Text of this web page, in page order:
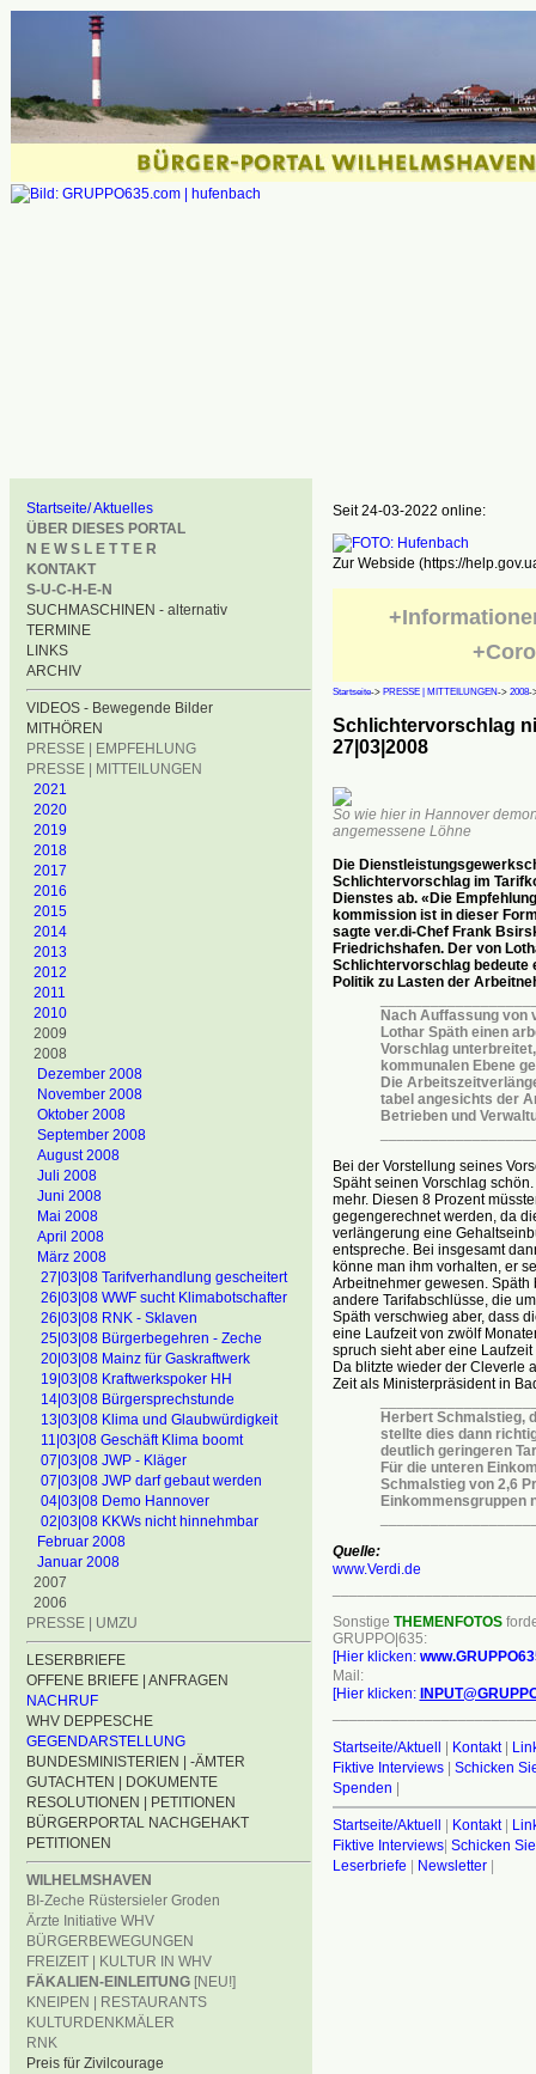
Startseite/ Aktuelles
ÜBER DIESES PORTAL
N E W S L E T T E R
KONTAKT
S-U-C-H-E-N
SUCHMASCHINEN - alternativ
TERMINE
LINKS
ARCHIV
VIDEOS - Bewegende Bilder
MITHÖREN
PRESSE | EMPFEHLUNG
PRESSE | MITTEILUNGEN
2021
2020
2019
2018
2017
2016
2015
2014
2013
2012
2011
2010
2009
2008
Dezember 2008
November 2008
Oktober 2008
September 2008
August 2008
Juli 2008
Juni 2008
Mai 2008
April 2008
März 2008
27|03|08 Tarifverhandlung gescheitert
26|03|08 WWF sucht Klimabotschafter
26|03|08 RNK - Sklaven
25|03|08 Bürgerbegehren - Zeche
20|03|08 Mainz für Gaskraftwerk
19|03|08 Kraftwerkspoker HH
14|03|08 Bürgersprechstunde
13|03|08 Klima und Glaubwürdigkeit
11|03|08 Geschäft Klima boomt
07|03|08 JWP - Kläger
07|03|08 JWP darf gebaut werden
04|03|08 Demo Hannover
02|03|08 KKWs nicht hinnehmbar
Februar 2008
Januar 2008
2007
2006
PRESSE | UMZU
LESERBRIEFE
OFFENE BRIEFE | ANFRAGEN
NACHRUF
WHV DEPPESCHE
GEGENDARSTELLUNG
BUNDESMINISTERIEN | -ÄMTER
GUTACHTEN | DOKUMENTE
RESOLUTIONEN | PETITIONEN
BÜRGERPORTAL NACHGEHAKT
PETITIONEN
WILHELMSHAVEN
BI-Zeche Rüstersieler Groden
Ärzte Initiative WHV
BÜRGERBEWEGUNGEN
FREIZEIT | KULTUR IN WHV
FÄKALIEN-EINLEITUNG [NEU!]
KNEIPEN | RESTAURANTS
KULTURDENKMÄLER
RNK
Preis für Zivilcourage
Seit 24-03-2022 online:
Zur Webside (https://
Startseite-> PRESSE | MITTEILUNGEN-> 2008-
Schlichtervorschlag
27|03|2008
So wie hier in Hannover
angemessene Löhne
Die
Schlichtervorschlag im
Dienstes ab. «Die
kommission ist in dieser
sagte ver.di-Chef Frank
Friedrichshafen. Der von
Schlichtervorschlag bedeute
Politik zu Lasten der
Nach Auffassung von
Lothar Späth einen
Vorschlag
kommunalen Ebene
Die
tabel angesichts der
Betrieben und
Bei der Vorstellung seines
Späht seinen Vorschlag
mehr. Diesen 8 Prozent
gegengerechnet werden, da
verlängerung eine
entspreche. Bei insgesamt
könne man ihm vorhalten, er
Arbeitnehmer gewesen. Späth
andere Tarifabschlüsse, die
Späth verschwieg aber, dass
eine Laufzeit von zwölf
spruch sieht aber eine
Da blitzte wieder der Cleverle
Zeit als Ministerpräsident in
Herbert Schmalstieg,
stellte dies dann
deutlich geringeren
Für die unteren
Schmalstieg von 2,6
Einkommensgruppen
Quelle:
www.Verdi.de
Sonstige THEMENFOTOS
GRUPPO|635:
[Hier klicken:
Mail:
[Hier klicken:
Startseite/Aktuell Kontakt|
Fiktive Interviews| Schicken
Spenden
Startseite/Aktuell Kontakt|
Fiktive Interviews| Schicken
Leserbriefe
Newsletter|